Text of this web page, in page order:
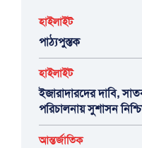
হাইলাইট
পাঠ্যপুস্তক
হাইলাইট
ইজারাদারদের দাবি,
পরিচালনায় সুশাসন
আন্তর্জাতিক